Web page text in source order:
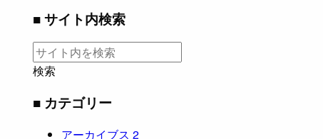
■ サイト内検索
検索
■ カテゴリー
アーカイブス 2